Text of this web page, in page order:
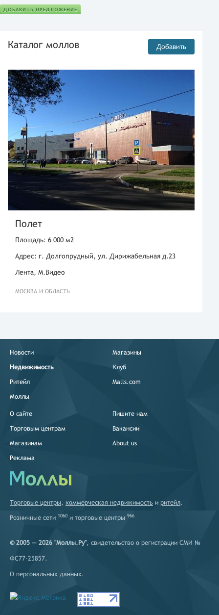
ДОБАВИТЬ ПРЕДЛОЖЕНИЕ
Каталог моллов Добавить
Полет
Площадь: 6 000 м2
Адрес: г. Долгопрудный, ул. Дирижабельная д.23
Лента, М.Видео
МОСКВА И ОБЛАСТЬ
Новости
Недвижимость
Ритейл
Моллы
Магазины
Клуб
Malls.com
О сайте
Торговым центрам
Магазинам
Реклама
Пишите нам
Вакансии
About us
Торговые центры, коммерческая недвижимость и ритейл.
Розничные сети 1060 и торговые центры 966
© 2005 — 2026 "Моллы.Ру", свидетельство о регистрации СМИ №
ФС77-25857.
О персональных данных.